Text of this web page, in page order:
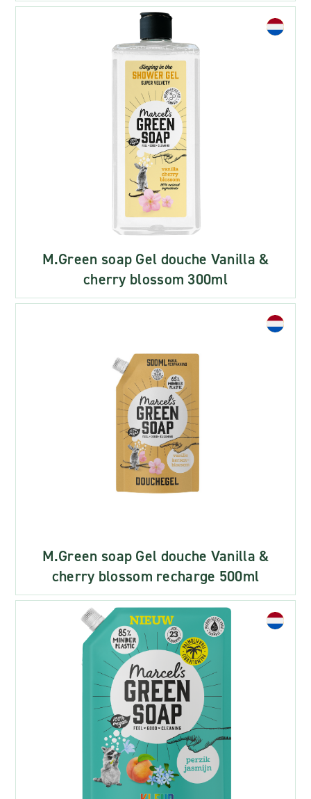
M.Green soap Gel douche Vanilla &
cherry blossom 300ml
M.Green soap Gel douche Vanilla &
cherry blossom recharge 500ml